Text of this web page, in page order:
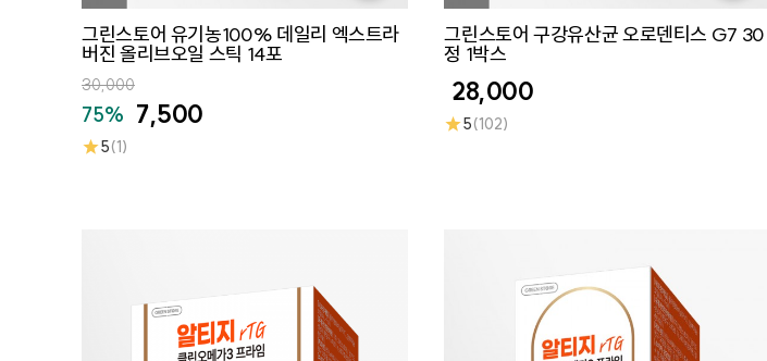
그린스토어 유기농100% 데일리 엑스트라
버진 올리브오일 스틱 14포
30,000
75% 7,500
★5(1)
그린스토어 구강유산균 오로덴티스 G7 30
정 1박스
28,000
★5(102)